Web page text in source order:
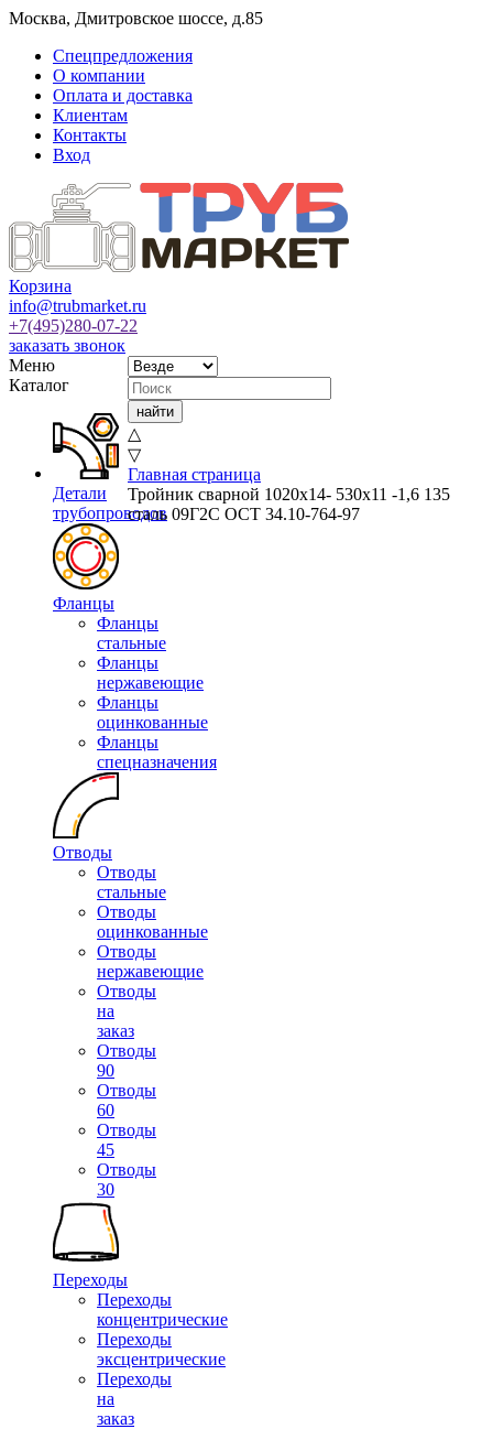
Москва, Дмитровское шоссе, д.85
Спецпредложения
О компании
Оплата и доставка
Клиентам
Контакты
Вход
Корзина
info@trubmarket.ru
+7(495)280-07-22
заказать звонок
Меню
Каталог
Детали
трубопроводов
Фланцы
Фланцы
стальные
Фланцы
нержавеющие
Фланцы
оцинкованные
Фланцы
спецназначения
Отводы
Отводы
стальные
Отводы
оцинкованные
Отводы
нержавеющие
Отводы
на
заказ
Отводы
90
Отводы
60
Отводы
45
Отводы
30
Переходы
Переходы
концентрические
Переходы
эксцентрические
Переходы
на
заказ
△
▽
Главная страница
Тройник сварной 1020х14- 530х11 -1,6 135
сталь 09Г2С ОСТ 34.10-764-97